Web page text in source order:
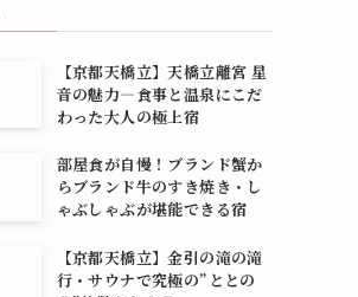
【京都天橋立】天橋立離宮 星
音の魅力―食事と温泉にこだ
わった大人の極上宿
部屋食が自慢！ブランド蟹か
らブランド牛のすき焼き・し
ゃぶしゃぶが堪能できる宿
【京都天橋立】金引の滝の滝
行・サウナで究極の”ととの